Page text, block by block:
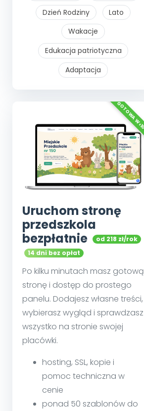
Dzień Rodziny
Lato
Wakacje
Edukacja patriotyczna
Adaptacja
Uruchom stronę
przedszkola
bezpłatnie
od 218 zł/rok
14 dni bez opłat
Po kilku minutach masz gotową
stronę i dostęp do prostego
panelu. Dodajesz własne treści,
wybierasz wygląd i sprawdzasz
wszystko na stronie swojej
placówki.
hosting, SSL, kopie i
pomoc techniczna w
cenie
ponad 50 szablonów do